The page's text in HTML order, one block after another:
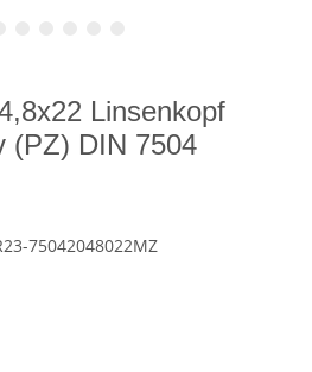
Linsenkopf
(PZ) DIN 7504
75042048022MZ